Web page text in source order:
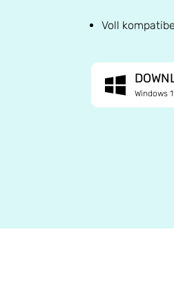
Voll
Windows